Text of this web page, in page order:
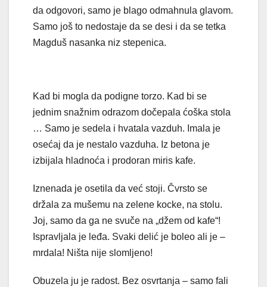
da odgovori, samo je blago odmahnula glavom.
Samo još to nedostaje da se desi i da se tetka
Magduš nasanka niz stepenica.
Kad bi mogla da podigne torzo. Kad bi se
jednim snažnim odrazom dočepala ćoška stola
… Samo je sedela i hvatala vazduh. Imala je
osećaj da je nestalo vazduha. Iz betona je
izbijala hladnoća i prodoran miris kafe.
Iznenada je osetila da već stoji. Čvrsto se
držala za mušemu na zelene kocke, na stolu.
Joj, samo da ga ne svuče na „džem od kafe“!
Ispravljala je leđa. Svaki delić je boleo ali je –
mrdala! Ništa nije slomljeno!
Obuzela ju je radost. Bez osvrtanja – samo fali